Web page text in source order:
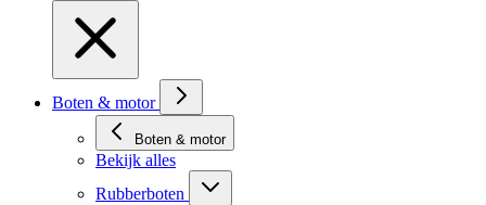
Boten & motor
Boten & motor
Bekijk alles
Rubberboten